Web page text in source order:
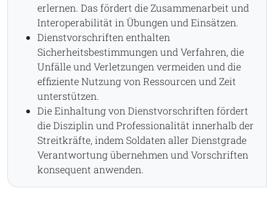
erlernen. Das fördert die Zusammenarbeit und
Interoperabilität in Übungen und Einsätzen.
Dienstvorschriften enthalten
Sicherheitsbestimmungen und Verfahren, die
Unfälle und Verletzungen vermeiden und die
effiziente Nutzung von Ressourcen und Zeit
unterstützen.
Die Einhaltung von Dienstvorschriften fördert
die Disziplin und Professionalität innerhalb der
Streitkräfte, indem Soldaten aller Dienstgrade
Verantwortung übernehmen und Vorschriften
konsequent anwenden.